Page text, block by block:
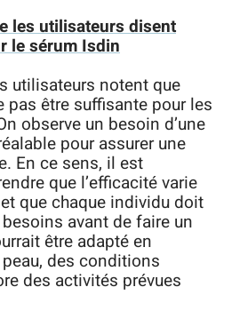
les utilisateurs disent
le sérum Isdin
utilisateurs notent que
pas être suffisante pour les
observe un besoin d’une
pour assurer une
En ce sens, il est
que l’efficacité varie
et que chaque individu doit
avant de faire un
être adapté en
des conditions
des activités prévues